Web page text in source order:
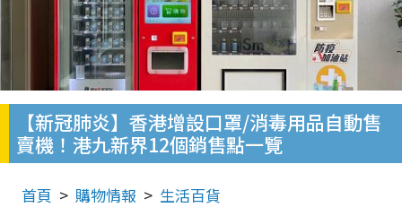
【新冠肺炎】香港增設口罩/消毒用品自動售
賣機！港九新界12個銷售點一覽
首頁 購物情報 生活百貨